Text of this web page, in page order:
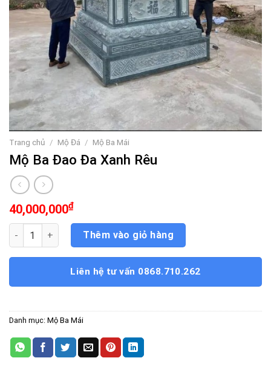
Trang chủ / Mộ Đá / Mộ Ba Mái
Mộ Ba Đao Đa Xanh Rêu
40,000,000₫
Mộ Ba Đao Đa Xanh Rêu số lượng
Thêm vào giỏ hàng
Liên hệ tư vấn 0868.710.262
Danh mục: Mộ Ba Mái